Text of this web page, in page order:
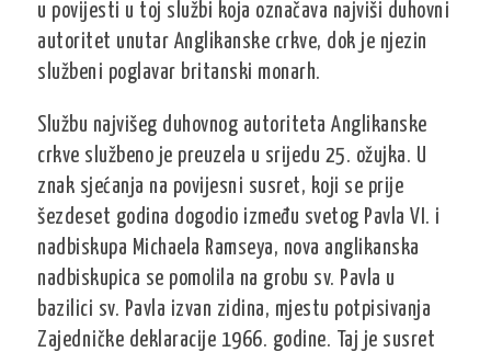
u povijesti u toj službi koja označava najviši duhovni
autoritet unutar Anglikanske crkve, dok je njezin
službeni poglavar britanski monarh.
Službu najvišeg duhovnog autoriteta Anglikanske
crkve službeno je preuzela u srijedu 25. ožujka. U
znak sjećanja na povijesni susret, koji se prije
šezdeset godina dogodio između svetog Pavla VI. i
nadbiskupa Michaela Ramseya, nova anglikanska
nadbiskupica se pomolila na grobu sv. Pavla u
bazilici sv. Pavla izvan zidina, mjestu potpisivanja
Zajedničke deklaracije 1966. godine. Taj je susret